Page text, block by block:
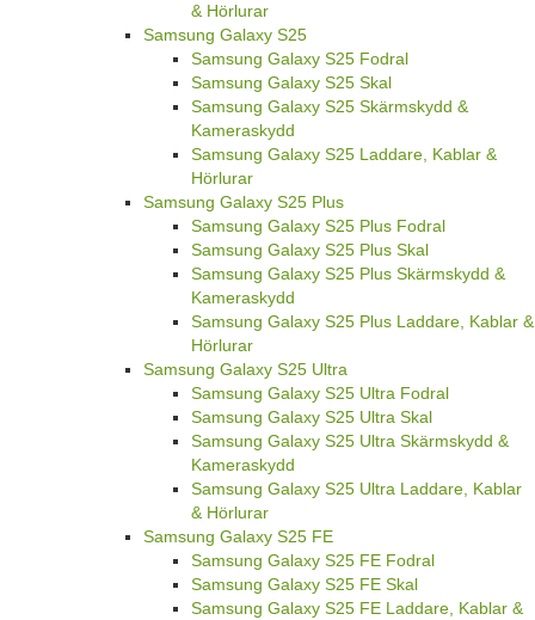
& Hörlurar
Samsung Galaxy S25
Samsung Galaxy S25 Fodral
Samsung Galaxy S25 Skal
Samsung Galaxy S25 Skärmskydd &
Kameraskydd
Samsung Galaxy S25 Laddare, Kablar &
Hörlurar
Samsung Galaxy S25 Plus
Samsung Galaxy S25 Plus Fodral
Samsung Galaxy S25 Plus Skal
Samsung Galaxy S25 Plus Skärmskydd &
Kameraskydd
Samsung Galaxy S25 Plus Laddare, Kablar &
Hörlurar
Samsung Galaxy S25 Ultra
Samsung Galaxy S25 Ultra Fodral
Samsung Galaxy S25 Ultra Skal
Samsung Galaxy S25 Ultra Skärmskydd &
Kameraskydd
Samsung Galaxy S25 Ultra Laddare, Kablar
& Hörlurar
Samsung Galaxy S25 FE
Samsung Galaxy S25 FE Fodral
Samsung Galaxy S25 FE Skal
Samsung Galaxy S25 FE Laddare, Kablar &